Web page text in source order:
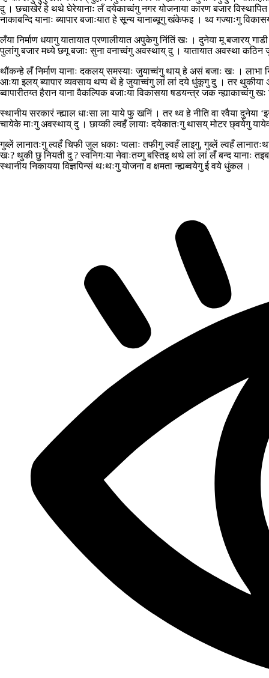
दु । छचाखेरं हे थथे घेरेयानाः लँ दयेकाच्वंगु नगर योजनाया कारण बजार
नाकाबन्दि यानाः ब्यापार बजाःयात हे सून्य यानाब्यूगु खंकेफइ । थ्व गज्याःगु
लँया निर्माण धयागु यातायात प्रणालीयात अपुकेगु निंतिं खः । दुनेया मू बजारय्
पुलांगु बजार मध्ये छगू बजाः सुना वनाच्वंगु अवस्थाय् दु । यातायात अवस्था कठिन
थौंकन्हे लँ निर्माण यानाः दकलय् समस्याः जुयाच्वंगु थाय् हे असं बजाः खः ।
आःया इलय् ब्यापार व्यवसाय थप्प थें हे जुयाच्वंगु लां लां दये धुंकूगु दु । तर थुकीया
ब्वापारीतय्त हैरान याना वैकल्पिक बजाःया विकासया षडयन्त्र जक न्ह्याकाच्वंगु
स्थानीय सरकारं न्ह्याल धाःसा ला याये फु खनिं । तर थ्व हे नीति वा रवैया
चायेके माःगु अवस्थाय् दु । छाय्की ल्वहँ लायाः दयेकातःगु थासय् मोटर छ्वयेगु
गुब्लें लानातःगु ल्वहँ चिफी जुल धकाः प्वलाः तफीगु ल्वहँ लाइगु, गुब्लें ल्वहँ
खः? थुकी छु नियती दु ? स्वनिगःया नेवाःतय्गु बस्तिइ थथे लां लां लँ बन्द
स्थानीय निकायया विज्ञपिन्सं थःथःगु योजना व क्षमता न्ह्यब्वयेगु ई वये धुंकल ।